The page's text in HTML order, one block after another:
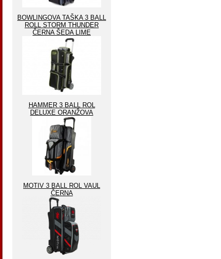
BOWLINGOVA TAŠKA 3 BALL
ROLL STORM THUNDER
ČERNA ŠEDA LIME
HAMMER 3 BALL ROL
DELUXE ORANŽOVA
MOTIV 3 BALL ROL VAUL
ČERNA